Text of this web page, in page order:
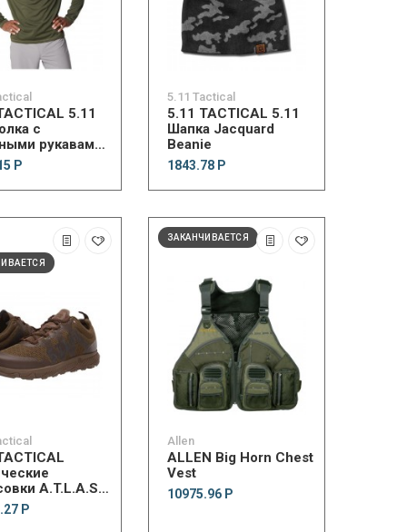
5.11
с
рукавами
Ready Long
Р
5.11 Tactical
5.11 TACTICAL 5.11
Шапка Jacquard
Beanie
1843.78 Р
A.T.L.A.S.
Р
ЗАКАНЧИВАЕТСЯ
Allen
ALLEN Big Horn Chest
Vest
10975.96 Р